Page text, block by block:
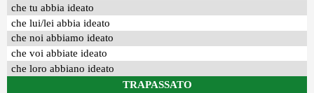
che tu abbia ideato
che lui/lei abbia ideato
che noi abbiamo ideato
che voi abbiate ideato
che loro abbiano ideato
TRAPASSATO